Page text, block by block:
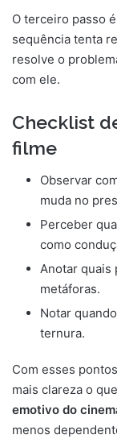
O terceiro passo
sequência tenta
resolve o
com ele.
Checklist
filme
Observar
muda no
Perceber
como
Anotar quais
metáforas.
Notar
ternura.
Com esses
mais clareza o
emotivo do
menos